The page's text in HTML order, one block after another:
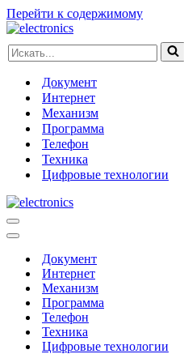
Перейти к содержимому
Искать...
Документ
Интернет
Механизм
Программа
Телефон
Техника
Цифровые технологии
Меню
навигации
Меню
навигацииДокумент
Интернет
Механизм
Программа
Телефон
Техника
Цифровые технологии